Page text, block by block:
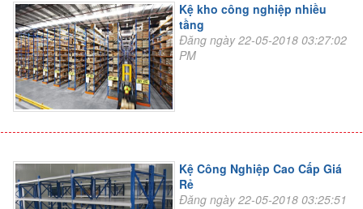
Kệ kho công nghiệp nhiều
tầng
Đăng ngày 22-05-2018 03:27:02
PM
Kệ Công Nghiệp Cao Cấp Giá
Rẻ
Đăng ngày 22-05-2018 03:25:51